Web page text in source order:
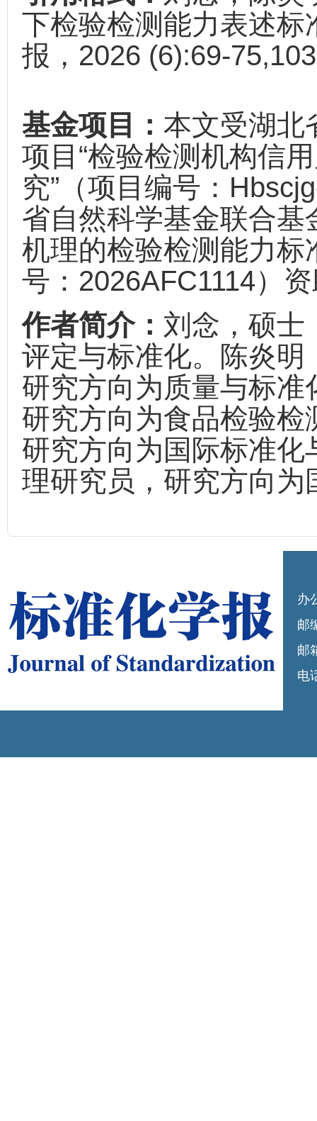
下检验检测能力表述
报，2026 (6):69-
基金项目： 本文受湖北
项目“检验检测机构信
究”（项目编号：
省自然科学基金联合基
机理的检验检测能力标
号：2026AFC1114）
作者简介： 刘念，硕士
评定与标准化。陈炎
研究方向为质量与标
研究方向为食品检验
研究方向为国际标准
理研究员，研究方向为
办
邮
邮
电